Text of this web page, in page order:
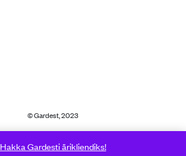
© Gardest, 2023
Hakka Gardesti ärikliendiks!